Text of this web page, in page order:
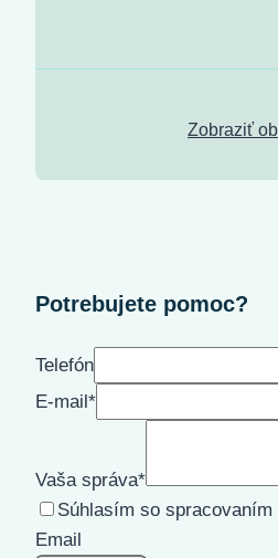
Zobraziť
Potrebujete pomoc?
Telefón
E-mail*
Vaša správa*
Súhlasím so
Email